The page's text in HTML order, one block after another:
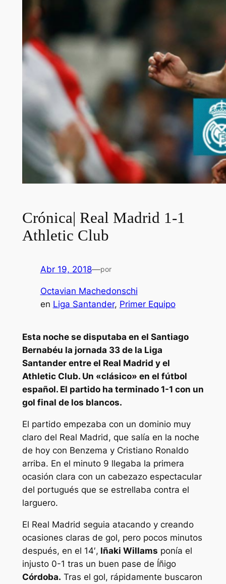
Crónica| Real Madrid 1-1
Athletic Club
Abr 19, 2018—por
Octavian Machedonschi
en Liga Santander, Primer Equipo
Esta noche se disputaba en el Santiago
Bernabéu la jornada 33 de la Liga
Santander entre el Real Madrid y el
Athletic Club. Un «clásico» en el fútbol
español. El partido ha terminado 1-1 con un
gol final de los blancos.
El partido empezaba con un dominio muy
claro del Real Madrid, que salía en la noche
de hoy con Benzema y Cristiano Ronaldo
arriba. En el minuto 9 llegaba la primera
ocasión clara con un cabezazo espectacular
del portugués que se estrellaba contra el
larguero.
El Real Madrid seguia atacando y creando
ocasiones claras de gol, pero pocos minutos
después, en el 14′, Iñaki Willams ponía el
injusto 0-1 tras un buen pase de Íñigo
Córdoba. Tras el gol, rápidamente buscaron